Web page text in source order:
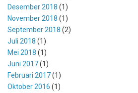
Desember 2018 (1)
November 2018 (1)
September 2018 (2)
Juli 2018 (1)
Mei 2018 (1)
Juni 2017(1)
Februari 2017(1)
Oktober 2016 (1)